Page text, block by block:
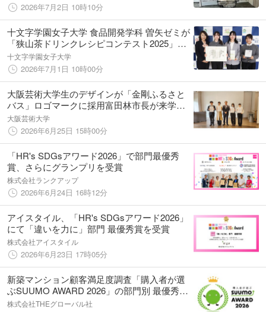
2026年7月2日 10時10分
十文字学園女子大学 食品開発学科 曽矢ゼミが
「狭山茶ドリンクレシピコンテスト2025」で
最優秀賞を受賞
十文字学園女子大学
2026年7月1日 10時00分
大阪芸術大学生のデザインが「金剛ふるさと
バス」ロゴマークに採用富田林市長が来学
し、最終選考学生4名へ感謝状を贈呈
大阪芸術大学
2026年6月25日 15時00分
「HR's SDGsアワード2026」で部門最優秀
賞、さらにグランプリを受賞
株式会社ランクアップ
2026年6月24日 16時12分
アイスタイル、「HR's SDGsアワード2026」
にて「違いを力に」部門 最優秀賞を受賞
株式会社アイスタイル
2026年6月23日 17時05分
新築マンション顧客満足度調査「購入者が選
ぶSUUMO AWARD 2026」の部門別 最優秀賞
受賞のお知らせ
株式会社THEグローバル社